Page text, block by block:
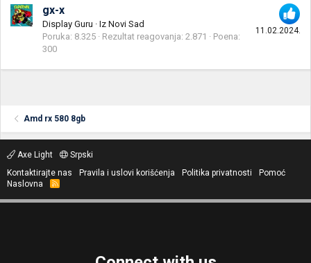
11.02.2024.
gx-x
Display Guru · Iz Novi Sad
Poruka 8.325 Rezultat reagovanja 2.871
Poena
300
Amd rx 580 8gb
Axe Light
Srpski
Kontaktirajte nas
Pravila i uslovi korišćenja Politika privatnosti
Pomoć
Naslovna
R
S